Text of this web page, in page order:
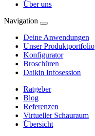
Über uns
Navigation
Deine Anwendungen
Unser Produktportfolio
Konfigurator
Broschüren
Daikin Infosession
Ratgeber
Blog
Referenzen
Virtueller Schauraum
Übersicht